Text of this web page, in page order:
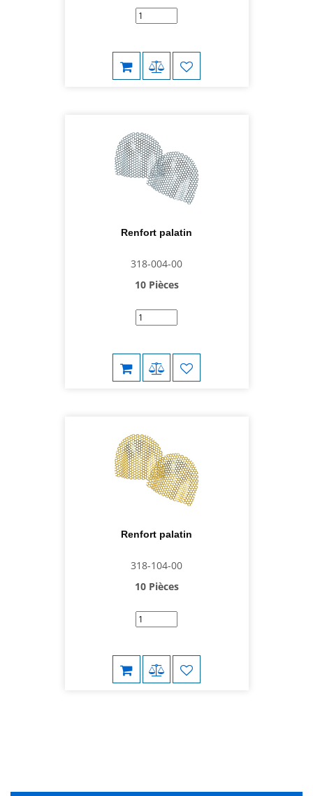
Renfort palatin
318-004-00
10 Pièces
Renfort palatin
318-104-00
10 Pièces